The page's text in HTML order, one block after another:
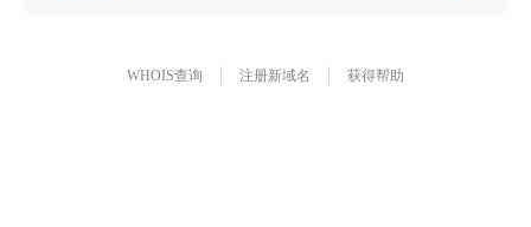
WHOIS查询 注册新域名 获得帮助